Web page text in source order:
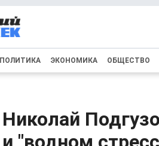
ПОЛИТИКА ЭКОНОМИКА ОБЩЕСТВО
Николай